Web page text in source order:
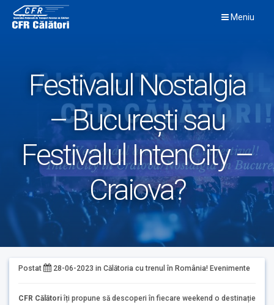
content
Meniu
Festivalul Nostalgia
– București sau
Festivalul IntenCity –
Craiova?
Postat 28-06-2023 in Călătoria cu trenul în România! Evenimente
CFR Călătoriîți propune să descoperi în fiecare weekend o destinație